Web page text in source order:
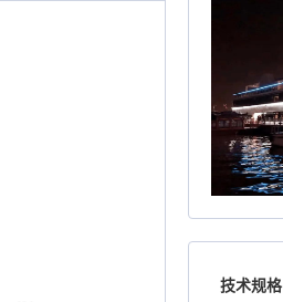
技术规格